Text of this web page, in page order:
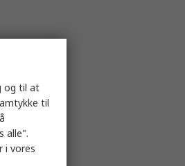
og til at
til
alle".
i vores